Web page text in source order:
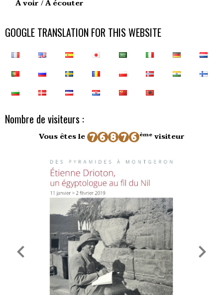
A voir / A écouter
GOOGLE TRANSLATION FOR THIS WEBSITE
Nombre de visiteurs :
Vous êtes le èmevisiteur